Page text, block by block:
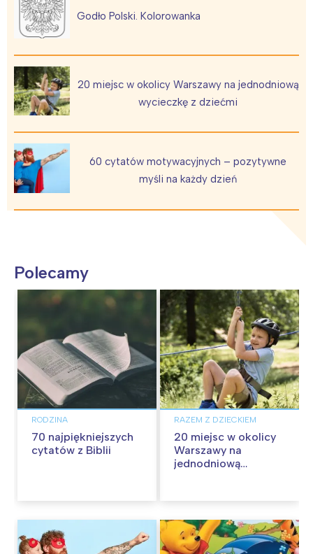
Godło Polski. Kolorowanka
20 miejsc w okolicy Warszawy na jednodniową
wycieczkę z dziećmi
60 cytatów motywacyjnych – pozytywne
myśli na każdy dzień
Polecamy
RODZINA
70 najpiękniejszych
cytatów z Biblii
RAZEM Z DZIECKIEM
20 miejsc w okolicy
Warszawy na
jednodniową